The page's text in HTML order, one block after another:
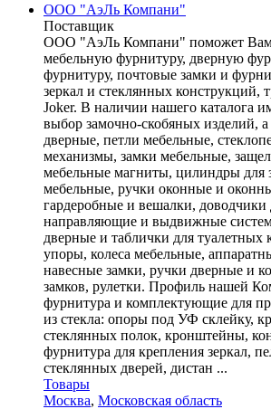
ООО "АэЛь Компани"
Поставщик
ООО "АэЛь Компани" поможет Вам
мебельную фурнитуру, дверную
фурнитуру, почтовые замки и
зеркал и стеклянных конструкций,
Joker. В наличии нашего каталога
выбор замочно-скобяных изделий,
дверные, петли мебельные,
механизмы, замки мебельные,
мебельные магниты, цилиндры для
мебельные, ручки оконные и
гардеробные и вешалки, доводчики
направляющие и выдвижные
дверные и таблички для туалетных
упоры, колеса мебельные,
навесные замки, ручки дверные и
замков, рулетки. Профиль нашей
фурнитура и комплектующие для
из стекла: опоры под УФ склейку,
стеклянных полок, кронштейны,
фурнитура для крепления зеркал,
стеклянных дверей, дистан ...
Товары
Москва, Московская область